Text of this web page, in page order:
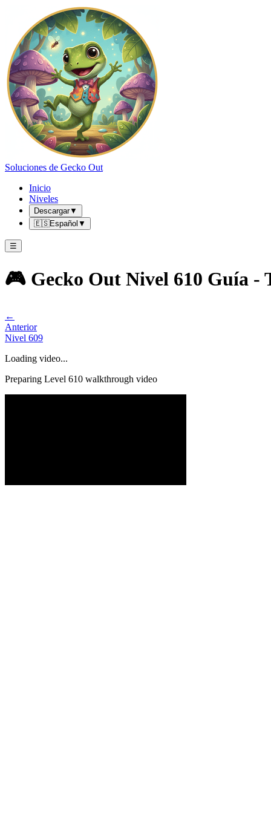
Soluciones de Gecko Out
Inicio
Niveles
Descargar▼
🇪🇸Español ▼
☰
🎮 Gecko Out Nivel 610 Guía -
←
Anterior
Nivel 609
Loading video...
Preparing Level 610 walkthrough video